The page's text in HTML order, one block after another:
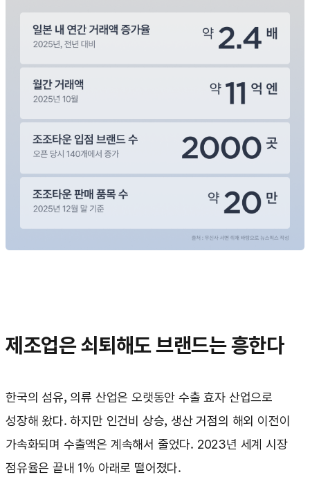
제조업은 쇠퇴해도 브랜드는 흥한다
한국의 섬유, 의류 산업은 오랫동안 수출 효자 산업으로
성장해 왔다. 하지만 인건비 상승, 생산 거점의 해외 이전이
가속화되며 수출액은 계속해서 줄었다. 2023년 세계 시장
점유율은 끝내 1% 아래로 떨어졌다.